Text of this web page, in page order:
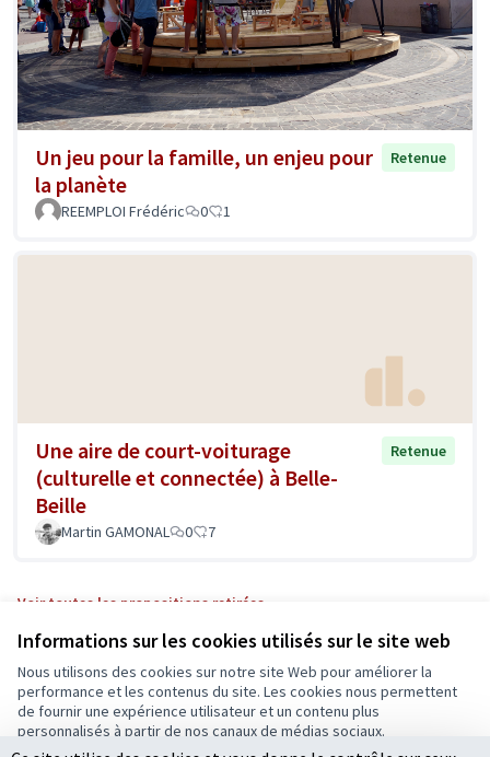
Informations sur les cookies utilisés sur le site web
Nous utilisons des cookies sur notre site Web pour améliorer la
performance et les contenus du site. Les cookies nous permettent
de fournir une expérience utilisateur et un contenu plus
personnalisés à partir de nos canaux de médias sociaux.
Un jeu pour la famille, un enjeu pour
la planète
Retenue
REEMPLOI Frédéric 0 1
Une aire de court-voiturage
(culturelle et connectée) à Belle-
Beille
Retenue
Martin GAMONAL 0 7
Voir toutes les propositions retirées
Conditions d'utilisation
Paramètres des cookies
Ecrivons Angers sur X
(Lien externe)
Ecrivons Angers sur Facebook
(Lien externe)